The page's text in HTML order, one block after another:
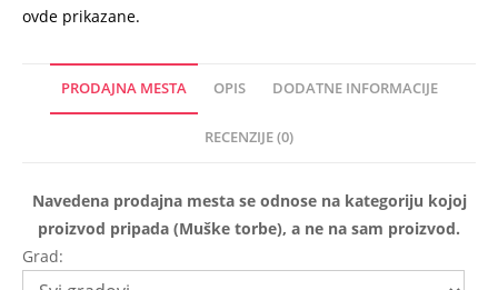
ovde prikazane.
PRODAJNA MESTA OPIS DODATNE INFORMACIJE
RECENZIJE (0)
Navedena prodajna mesta se odnose na kategoriju kojoj
proizvod pripada (Muške torbe), a ne na sam proizvod.
Grad: